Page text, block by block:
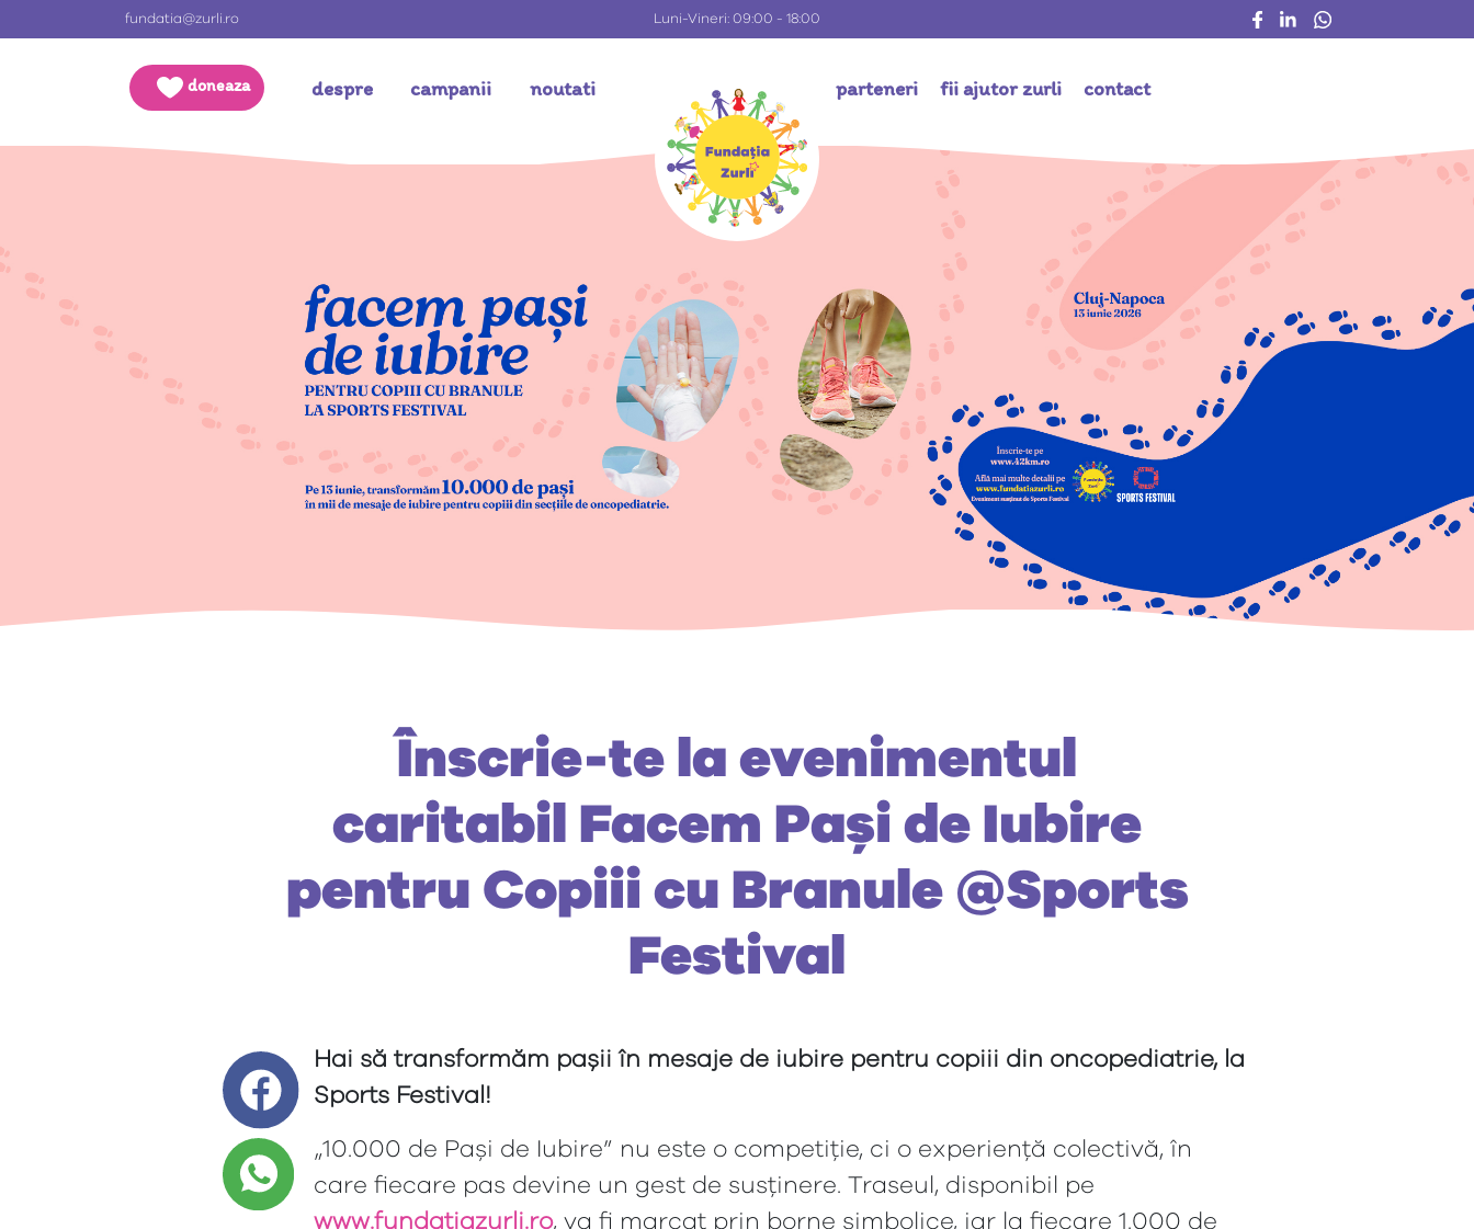
fundatia@zurli.ro Luni-Vineri: 09:00 - 18:00
doneaza despre campanii noutati parteneri fii ajutor zurli contact
Înscrie-te la evenimentul
caritabil Facem Pași de Iubire
pentru Copiii cu Branule @Sports
Festival
Hai sătransformăm pașii în mesaje de iubire pentru copiii din oncopediatrie, la
Sports Festival!
„10.000 de Pași de Iubire” nu este o competiție, ci o experiență colectivă, în
care fiecare pas devine un gest de susținere. Traseul, disponibil pe
www.fundatiazurli.ro, va fi marcat prin borne simbolice, iar la fiecare 1.000 de